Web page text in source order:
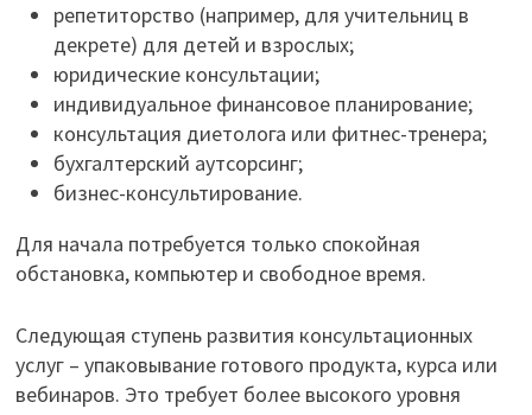
репетиторство (например, для учительниц в
декрете) для детей и взрослых;
юридические консультации;
индивидуальное финансовое планирование;
консультация диетолога или фитнес-тренера;
бухгалтерский аутсорсинг;
бизнес-консультирование.
Для начала потребуется только спокойная
обстановка, компьютер и свободное время.
Следующая ступень развития консультационных
услуг – упаковывание готового продукта, курса или
вебинаров. Это требует более высокого уровня